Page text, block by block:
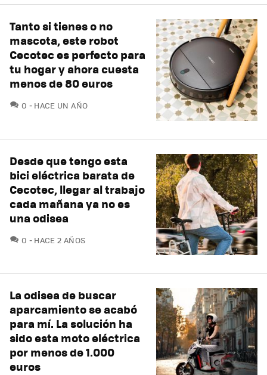
Tanto si tienes o no
mascota, este robot
Cecotec es perfecto para
tu hogar y ahora cuesta
menos de 80 euros
0 COMENTARIOS
HACE UN AÑO
Desde que tengo esta
bici eléctrica barata de
Cecotec, llegar al trabajo
cada mañana ya no es
una odisea
0 COMENTARIOS
HACE 2 AÑOS
La odisea de buscar
aparcamiento se acabó
para mí. La solución ha
sido esta moto eléctrica
por menos de 1.000
euros